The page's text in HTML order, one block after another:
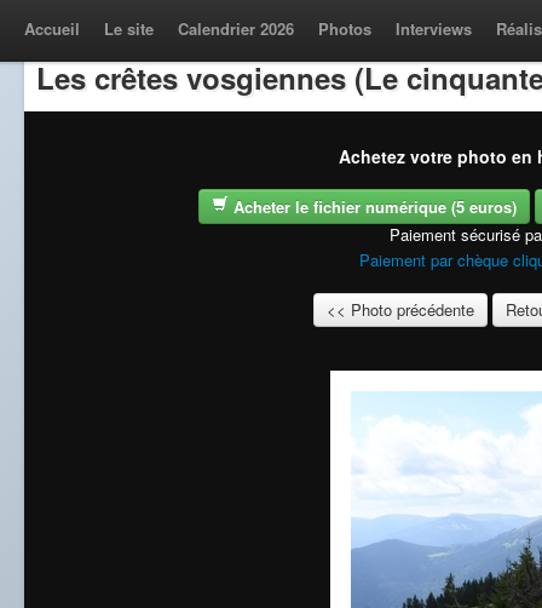
Accueil Le site Calendrier 2026 Photos Interviews
Les crêtes vosgiennes (Le
Achetez votre photo en
Acheter le fichier numérique (5 euros)
Paiement sécurisé
Paiement par chèque
<< Photo précédente